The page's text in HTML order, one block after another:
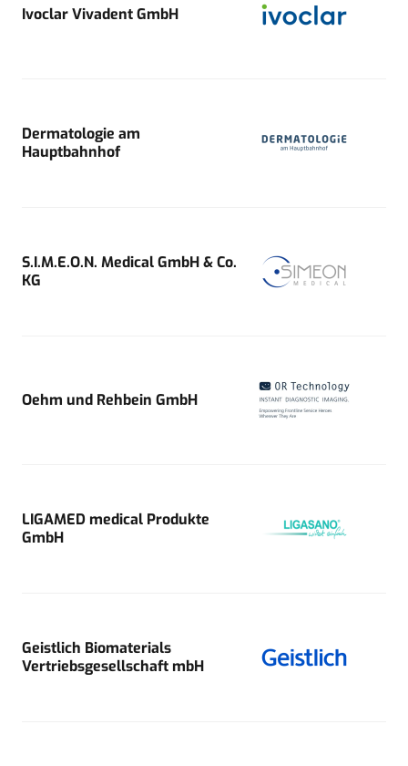
Ivoclar Vivadent GmbH
Dermatologie am
Hauptbahnhof
S.I.M.E.O.N. Medical GmbH & Co.
KG
Oehm und Rehbein GmbH
LIGAMED medical Produkte
GmbH
Geistlich Biomaterials
Vertriebsgesellschaft mbH